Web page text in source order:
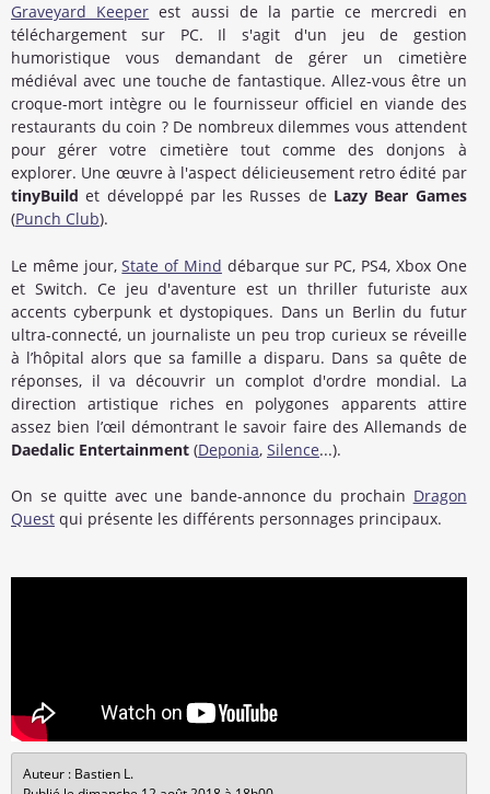
Graveyard Keeper est aussi de la partie ce mercredi en
téléchargement sur PC. Il s'agit d'un jeu de gestion
humoristique vous demandant de gérer un cimetière
médiéval avec une touche de fantastique. Allez-vous être un
croque-mort intègre ou le fournisseur officiel en viande des
restaurants du coin ? De nombreux dilemmes vous attendent
pour gérer votre cimetière tout comme des donjons à
explorer. Une œuvre à l'aspect délicieusement retro édité par
tinyBuild et développé par les Russes de Lazy Bear Games
(Punch Club).
Le même jour,State of Mind débarque sur PC, PS4, Xbox One
et Switch. Ce jeu d'aventure est un thriller futuriste aux
accents cyberpunk et dystopiques. Dans un Berlin du futur
ultra-connecté, un journaliste un peu trop curieux se réveille
à l’hôpital alors que sa famille a disparu. Dans sa quête de
réponses, il va découvrir un complot d'ordre mondial. La
direction artistique riches en polygones apparents attire
assez bien l’œil démontrant le savoir faire des Allemands de
Daedalic Entertainment (Deponia, Silence...).
On se quitte avec une bande-annonce du prochain Dragon
Quest qui présente les différents personnages principaux.
Auteur : Bastien L.